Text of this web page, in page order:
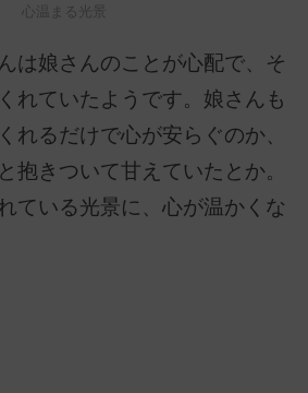
心温まる光景
は娘さんのことが心配で、そ
れていたようです。娘さんも
れるだけで心が安らぐのか、
抱きついて甘えていたとか。
ている光景に、心が温かくな